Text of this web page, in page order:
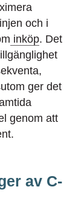
och i
inköp. Det
ger det
genom att
av C-